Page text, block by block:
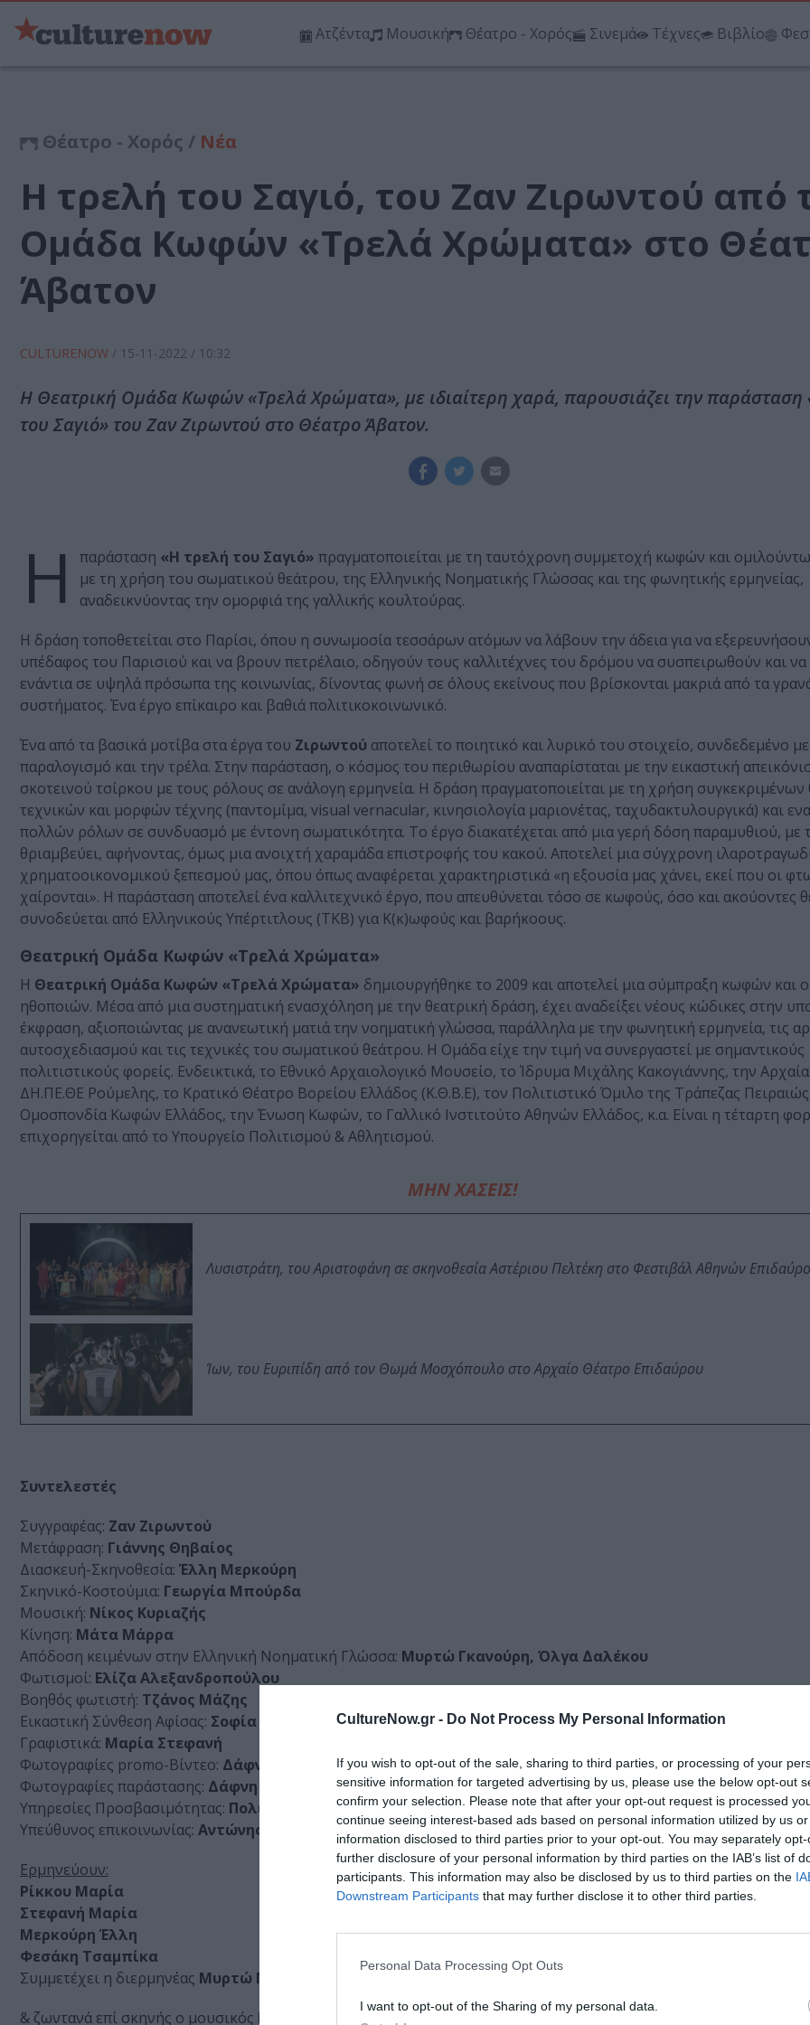
CultureNow.gr - Do Not Process My Personal Information
If you wish to opt-out of the sale, sharing to third parties, or processing of your
sensitive information for targeted advertising by us, please use the below opt-out
confirm your selection. Please note that after your opt-out request is processed
continue seeing interest-based ads based on personal information utilized by us
information disclosed to third parties prior to your opt-out. You may separately
further disclosure of your personal information by third parties on the IAB’s list of
participants. This information may also be disclosed by us to third parties on the
Downstream Participants that may further disclose it to other third parties.
Personal Data Processing Opt Outs
I want to opt-out of the Sharing of my personal data.
Ατζέντα Μουσική Θέατρο - Χορός Σινεμά Τέχνες Βιβλίο
Θέατρο - Χορός / Νέα
Η τρελή του Σαγιό, του Ζαν Ζιρωντού από
Ομάδα Κωφών «Τρελά Χρώματα» στο
Άβατον
CULTURENOW / 15-11-2022 / 10:32
H Θεατρική Ομάδα Κωφών «Τρελά Χρώματα», με ιδιαίτερη χαρά, παρουσιάζει την παράσταση
του Σαγιό» του Ζαν Ζιρωντού στο Θέατρο Άβατον.
Η παράσταση «Η τρελή του Σαγιό» πραγματοποιείται με τη ταυτόχρονη συμμετοχή κωφών και
με τη χρήση του σωματικού θεάτρου, της Ελληνικής Νοηματικής Γλώσσας και της φωνητικής ερμηνείας,
αναδεικνύοντας την ομορφιά της γαλλικής κουλτούρας.
Η δράση τοποθετείται στο Παρίσι, όπου η συνωμοσία τεσσάρων ατόμων να λάβουν την άδεια για να
υπέδαφος του Παρισιού και να βρουν πετρέλαιο, οδηγούν τους καλλιτέχνες του δρόμου να συσπειρωθούν και
ενάντια σε υψηλά πρόσωπα της κοινωνίας, δίνοντας φωνή σε όλους εκείνους που βρίσκονται μακριά από τα
συστήματος. Ένα έργο επίκαιρο και βαθιά πολιτικοκοινωνικό.
Ένα από τα βασικά μοτίβα στα έργα του Ζιρωντού αποτελεί το ποιητικό και λυρικό του στοιχείο, συνδεδεμένο
παραλογισμό και την τρέλα. Στην παράσταση, ο κόσμος του περιθωρίου αναπαρίσταται με την εικαστική
σκοτεινού τσίρκου με τους ρόλους σε ανάλογη ερμηνεία. Η δράση πραγματοποιείται με τη χρήση συγκεκριμένων
τεχνικών και μορφών τέχνης (παντομίμα, visual vernacular, κινησιολογία μαριονέτας, ταχυδακτυλουργικά) και
πολλών ρόλων σε συνδυασμό με έντονη σωματικότητα. Το έργο διακατέχεται από μια γερή δόση παραμυθιού, με
θριαμβεύει, αφήνοντας, όμως μια ανοιχτή χαραμάδα επιστροφής του κακού. Αποτελεί μια σύγχρονη
χρηματοοικονομικού ξεπεσμού μας, όπου όπως αναφέρεται χαρακτηριστικά «η εξουσία μας χάνει, εκεί που οι
χαίρονται». Η παράσταση αποτελεί ένα καλλιτεχνικό έργο, που απευθύνεται τόσο σε κωφούς, όσο και ακούοντες
συνοδεύεται από Ελληνικούς Υπέρτιτλους (ΤΚΒ) για Κ(κ)ωφούς και βαρήκοους.
Θεατρική Ομάδα Κωφών «Τρελά Χρώματα»
H Θεατρική Ομάδα Κωφών «Τρελά Χρώματα» δημιουργήθηκε το 2009 και αποτελεί μια σύμπραξη κωφών και
ηθοποιών. Μέσα από μια συστηματική ενασχόληση με την θεατρική δράση, έχει αναδείξει νέους κώδικες στην
έκφραση, αξιοποιώντας με ανανεωτική ματιά την νοηματική γλώσσα, παράλληλα με την φωνητική ερμηνεία, τις
αυτοσχεδιασμού και τις τεχνικές του σωματικού θεάτρου. Η Ομάδα είχε την τιμή να συνεργαστεί με σημαντικούς
πολιτιστικούς φορείς. Ενδεικτικά, το Εθνικό Αρχαιολογικό Μουσείο, το Ίδρυμα Μιχάλης Κακογιάννης, την
ΔΗ.ΠΕ.ΘΕ Ρούμελης, το Κρατικό Θέατρο Βορείου Ελλάδος (Κ.Θ.Β.Ε), τον Πολιτιστικό Όμιλο της Τράπεζας
Ομοσπονδία Κωφών Ελλάδος, την Ένωση Κωφών, το Γαλλικό Ινστιτούτο Αθηνών Ελλάδος, κ.α. Είναι η τέταρτη
επιχορηγείται από το Υπουργείο Πολιτισμού & Αθλητισμού.
ΜΗΝ ΧΑΣΕΙΣ!
Λυσιστράτη, του Αριστοφάνη σε σκηνοθεσία Αστέριου Πελτέκη στο Φεστιβάλ Αθηνών
Ίων, του Ευριπίδη από τον Θωμά Μοσχόπουλο στο Αρχαίο Θέατρο Επιδαύρου
Συντελεστές
Συγγραφέας: Ζαν Ζιρωντού
Μετάφραση: Γιάννης Θηβαίος
Διασκευή-Σκηνοθεσία: Έλλη Μερκούρη
Σκηνικό-Κοστούμια: Γεωργία Μπούρδα
Μουσική: Νίκος Κυριαζής
Κίνηση: Μάτα Μάρρα
Απόδοση κειμένων στην Ελληνική Νοηματική Γλώσσα: Μυρτώ Γκανούρη, Όλγα Δαλέκου
Φωτισμοί: Ελίζα Αλεξανδροπούλου
Βοηθός φωτιστή: Τζάνος Μάζης
Eικαστική Σύνθεση Αφίσας: Σοφία Ζάγκα
Γραφιστικά: Μαρία Στεφανή
Φωτογραφίες promo-Βίντεο: Δάφνη Δρακούλη
Φωτογραφίες παράστασης: Δάφνη Δρακούλη-Ιουλία Λαδογιάννη
Υπηρεσίες Προσβασιμότητας: Πολιτιστικός Οργανισμός Liminal
Υπεύθυνος επικοινωνίας: Αντώνης Κοκολάκης
Ερμηνεύουν:
Ρίκκου Μαρία
Στεφανή Μαρία
Μερκούρη Έλλη
Φεσάκη Τσαμπίκα
Συμμετέχει η διερμηνέας Μυρτώ Γκανούρη
& ζωντανά επί σκηνής ο μουσικός Νίκος Κυριαζής